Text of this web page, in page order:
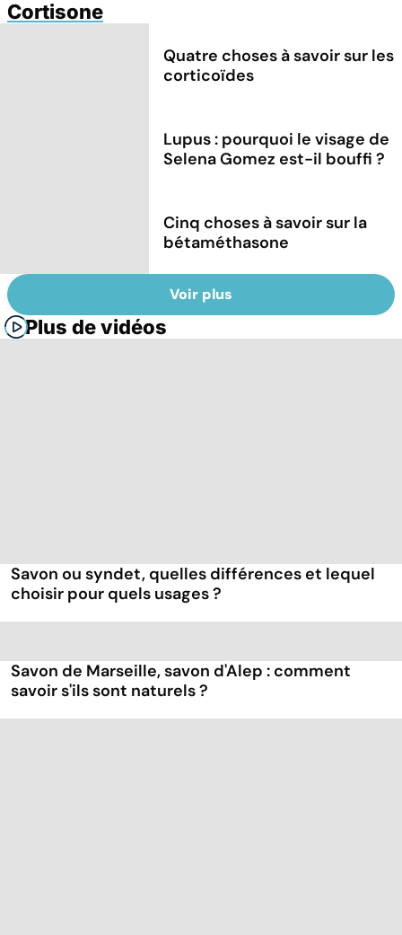
Cortisone
Quatre choses à savoir sur les
corticoïdes
Lupus : pourquoi le visage de
Selena Gomez est-il bouffi ?
Cinq choses à savoir sur la
bétaméthasone
Voir plus
Plus de vidéos
Savon ou syndet, quelles différences et lequel
choisir pour quels usages ?
Savon de Marseille, savon d'Alep : comment
savoir s'ils sont naturels ?